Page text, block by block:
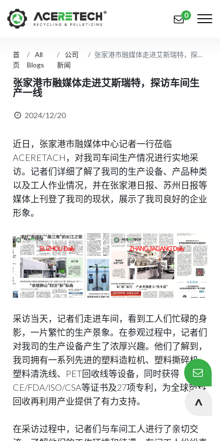
产品
应用
关于我们
联系我们
简体中文 English (US)
0
首
页
All
Blogs
公司
新闻
张家港市融媒体走进艾斯瑞特，探访车间生产一线
张家港市融媒体走进艾斯瑞特，探访车间生
产一线
2024/12/20
近日，张家港市融媒体中心记者一行莅临
ACERETACH，对我司车间生产情况进行实地采
访。记者们详细了解了我司的生产设备、产品种类
以及工人作业情况，并在张家港日报、苏州日报等
媒体上刊登了我司的现状，展示了我司良好的企业
形象。
采访当天，记者们走进车间，看到工人们忙碌的身
影，一片繁忙的生产景象。在参观过程中，记者们
对我司的生产设备产生了浓厚兴趣。他们了解到，
我司拥有一系列先进的塑料造粒机、塑料撕碎机、
塑料清洗线、PET回收线等设备，同时获得
CE/FDA/ISO/CSA等证书及27项专利，为全球塑料
回收再利用产业提供了有力支持。
在采访过程中，记者们与车间工人进行了亲切交